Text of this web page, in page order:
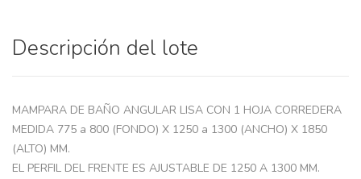
Descripción del lote
MAMPARA DE BAÑO ANGULAR LISA CON 1 HOJA CORREDERA
MEDIDA 775 a 800 (FONDO) X 1250 a 1300 (ANCHO) X 1850
(ALTO) MM.
EL PERFIL DEL FRENTE ES AJUSTABLE DE 1250 A 1300 MM.